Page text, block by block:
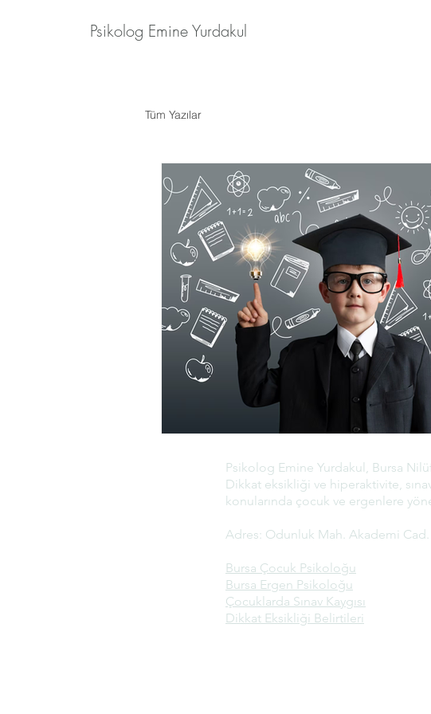
Psikolog Emine Yurdakul
Tüm Yazılar
Psikolog Emine Yurdakul, Bursa
Dikkat eksikliği ve hiperaktivite,
konularında çocuk ve ergenlere
Adres: Odunluk Mah. Akademi Cad.
Bursa Çocuk Psikoloğu
Bursa Ergen Psikoloğu
Çocuklarda Sınav Kaygısı
Dikkat Eksikliği Belirtileri